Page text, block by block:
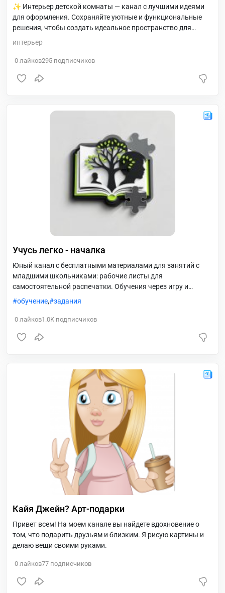
✨ Интерьер детской комнаты — канал с лучшими идеями
для оформления. Сохраняйте уютные и функциональные
решения, чтобы создать идеальное пространство для
интерьер
0 лайков295 подписчиков
Учусь легко - началка
Юный канал с бесплатными материалами для занятий с
младшими школьниками: рабочие листы для
самостоятельной распечатки. Обучения через игру и
интересные задания, работа с текстом, уникальный подход
обучение, задания
0 лайков1.0K подписчиков
Кайя Джейн? Арт-подарки
Привет всем! На моем канале вы найдете вдохновение о
том, что подарить друзьям и близким. Я рисую картины и
делаю вещи своими руками.
0 лайков77 подписчиков